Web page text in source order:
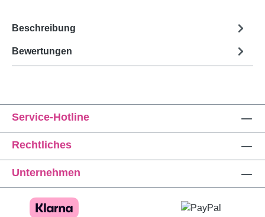
Beschreibung
Bewertungen
Service-Hotline
Rechtliches
Unternehmen